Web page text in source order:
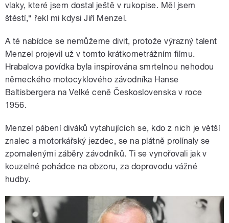
vlaky, které jsem dostal ještě v rukopise. Měl jsem
štěstí,“ řekl mi kdysi Jiří Menzel.
A té nabídce se nemůžeme divit, protože výrazný talent
Menzel projevil už v tomto krátkometrážním filmu.
Hrabalova povídka byla inspirována smrtelnou nehodou
německého motocyklového závodníka Hanse
Baltisbergera na Velké ceně Československa v roce
1956.
Menzel pábení diváků vytahujících se, kdo z nich je větší
znalec a motorkářský jezdec, se na plátně prolínaly se
zpomalenými záběry závodníků. Ti se vynořovali jak v
kouzelné pohádce na obzoru, za doprovodu vážné
hudby.